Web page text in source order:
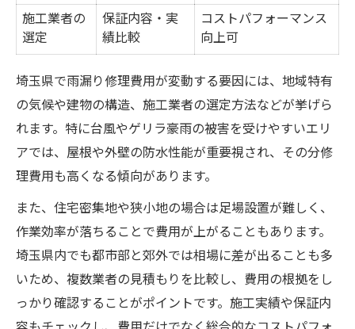
施工業者の
選定
保証内容・実
績比較
コストパフォーマンス
向上可
埼玉県で雨漏り修理費用が変動する要因には、地域特有
の気候や建物の構造、施工業者の選定方法などが挙げら
れます。特に台風やゲリラ豪雨の被害を受けやすいエリ
アでは、屋根や外壁の防水性能が重要視され、その分修
理費用も高くなる傾向があります。
また、住宅密集地や狭小地の場合は足場設置が難しく、
作業効率が落ちることで費用が上がることもあります。
埼玉県内でも都市部と郊外では相場に差が出ることも多
いため、複数業者の見積もりを比較し、費用の根拠をし
っかり確認することがポイントです。施工実績や保証内